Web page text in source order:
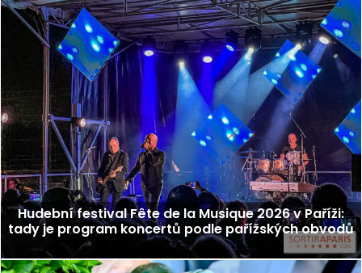
Hudební festival Fête de la Musique 2026 v Paříži:
tady je program koncertů podle pařížských obvodů